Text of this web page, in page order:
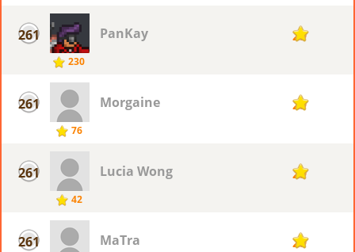
261
230
PanKay 29
261
76
Morgaine 29
261
42
Lucia Wong 29
261 MaTra 29